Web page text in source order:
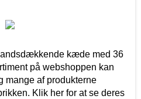
kæde med 36
på webshoppen kan
mange af produkterne
Klik her for at se deres